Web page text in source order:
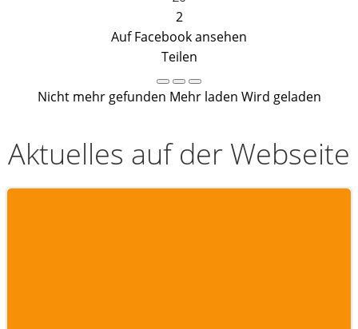
2
Auf Facebook ansehen
Teilen
Nicht mehr gefunden Mehr laden Wird geladen
Aktuelles auf der Webseite